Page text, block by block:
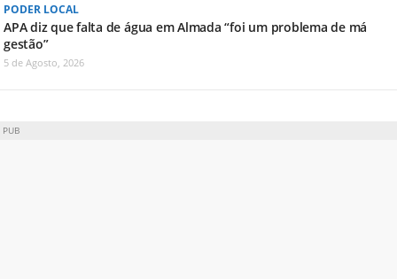
PODER LOCAL
APA diz que falta de água em Almada “foi um problema de má
gestão”
5 de Agosto, 2026
PUB